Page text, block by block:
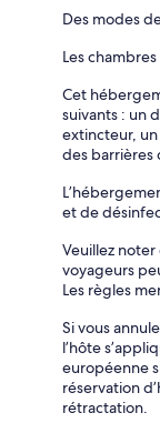
Des modes
Les
Cet
suivants : un
extincteur,
des barrières
et de
Veuillez
voyageurs
Les règles
Si vous
l’hôte
européenne
réservation
rétractation.